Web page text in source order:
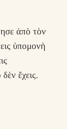
ἀπὸ τὸν
ὑπομονὴ
ἔχεις.